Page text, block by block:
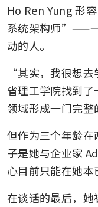
Ho Ren Yung 形
系统架构师”——
动的人。
“其实，我很想
省理工学院找到
领域形成一门完整
但作为三个年龄
子是她与企业家
心目前只能在她本
在谈话的最后，